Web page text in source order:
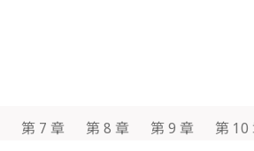
第 7 章 第 8 章 第 9 章 第 10